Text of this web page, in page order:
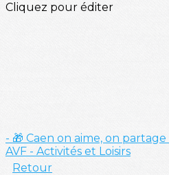
Cliquez pour éditer
- 🎁 Caen on aime, on partage
AVF - Activités et Loisirs
Retour